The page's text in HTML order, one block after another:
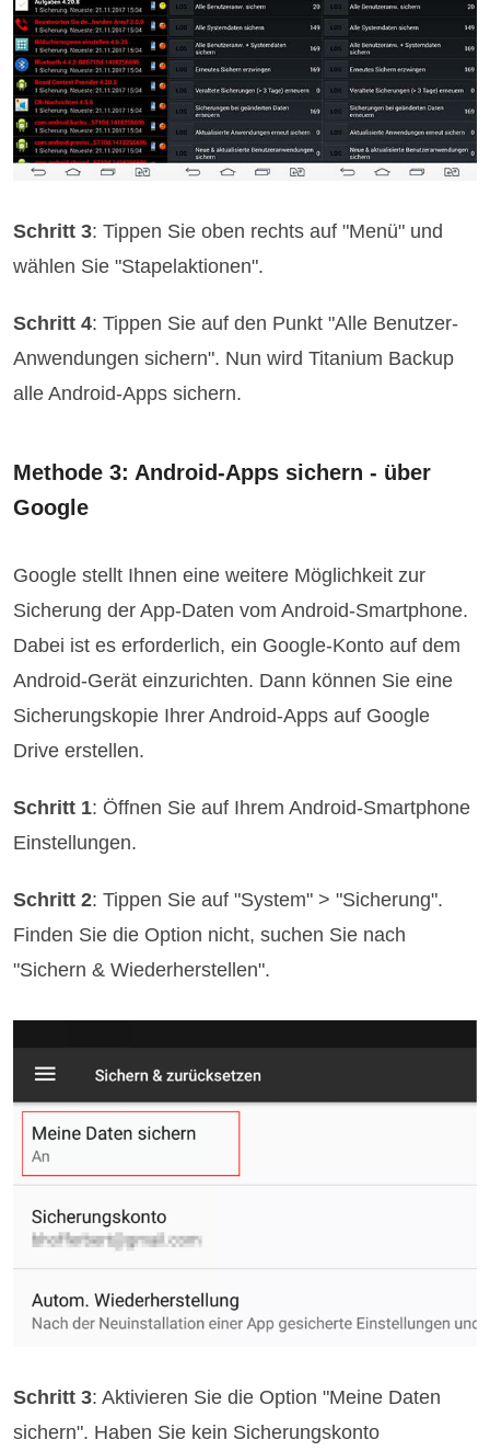
Schritt 3: Tippen Sie oben rechts auf "Menü" und
wählen Sie "Stapelaktionen".
Schritt 4: Tippen Sie auf den Punkt "Alle Benutzer-
Anwendungen sichern". Nun wird Titanium Backup
alle Android-Apps sichern.
Methode 3: Android-Apps sichern - über
Google
Google stellt Ihnen eine weitere Möglichkeit zur
Sicherung der App-Daten vom Android-Smartphone.
Dabei ist es erforderlich, ein Google-Konto auf dem
Android-Gerät einzurichten. Dann können Sie eine
Sicherungskopie Ihrer Android-Apps auf Google
Drive erstellen.
Schritt 1: Öffnen Sie auf Ihrem Android-Smartphone
Einstellungen.
Schritt 2: Tippen Sie auf "System" > "Sicherung".
Finden Sie die Option nicht, suchen Sie nach
"Sichern & Wiederherstellen".
Schritt 3: Aktivieren Sie die Option "Meine Daten
sichern". Haben Sie kein Sicherungskonto